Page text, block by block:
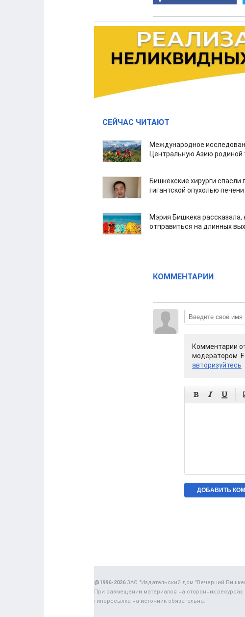
СЕЙЧАС ЧИТАЮТ
Международное
Центральную Азию родиной
Бишкекские хирурги спасли
гигантской опухолью печени
Мэрия Бишкека рассказала,
отправиться на длинных
КОММЕНТАРИИ
Комментарии
модератором.
авторизуйтесь
  
@1996-2026ЗАО "Издательский дом "Вечерний
При размещении материалов на сторонних ресурсах
гиперссылка на источник обязательна.